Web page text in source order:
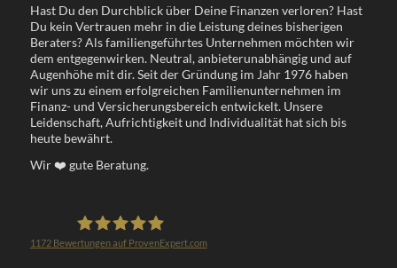
Hast Du den Durchblick über Deine Finanzen verloren? Hast
Du kein Vertrauen mehr in die Leistung deines bisherigen
Beraters? Als familiengeführtes Unternehmen möchten wir
dem entgegenwirken. Neutral, anbieterunabhängig und auf
Augenhöhe mit dir. Seit der Gründung im Jahr 1976 haben
wir uns zu einem erfolgreichen Familienunternehmen im
Finanz- und Versicherungsbereich entwickelt. Unsere
Leidenschaft, Aufrichtigkeit und Individualität hat sich bis
heute bewährt.
Wir❤️ gute Beratung.
1172Bewertungen auf ProvenExpert.com